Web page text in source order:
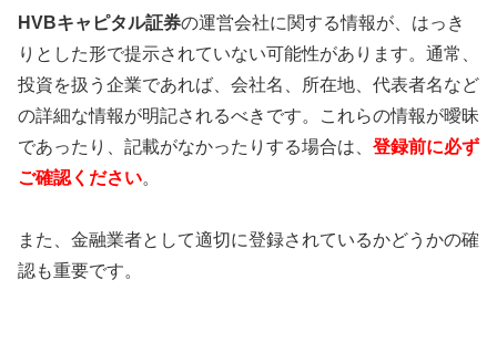
HVBキャピタル証券の運営会社に関する情報が、はっき
りとした形で提示されていない可能性があります。通常、
投資を扱う企業であれば、会社名、所在地、代表者名など
の詳細な情報が明記されるべきです。これらの情報が曖昧
であったり、記載がなかったりする場合は、 登録前に必ず
ご確認ください。
また、金融業者として適切に登録されているかどうかの確
認も重要です。